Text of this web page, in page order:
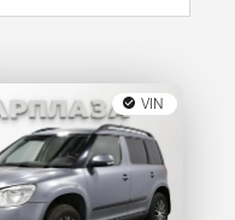
VIN